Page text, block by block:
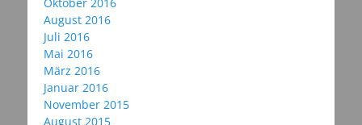
August 2016
Juli 2016
Mai 2016
März 2016
Januar 2016
November 2015
August 2015